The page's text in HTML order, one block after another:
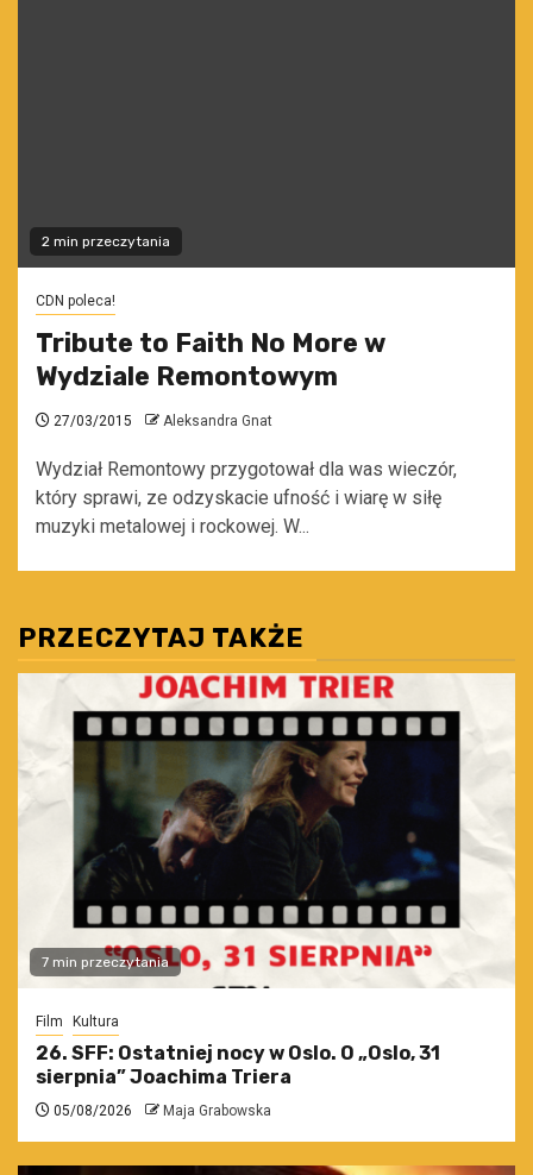
2 min przeczytania
CDN poleca!
Tribute to Faith No More w
Wydziale Remontowym
27/03/2015 Aleksandra Gnat
Wydział Remontowy przygotował dla was wieczór,
który sprawi, ze odzyskacie ufność i wiarę w siłę
muzyki metalowej i rockowej. W...
PRZECZYTAJ TAKŻE
7 min przeczytania
Film Kultura
26. SFF: Ostatniej nocy w Oslo. O „Oslo, 31
sierpnia” Joachima Triera
05/08/2026 Maja Grabowska